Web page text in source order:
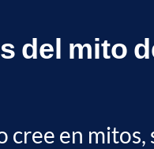
del mito
en mitos,